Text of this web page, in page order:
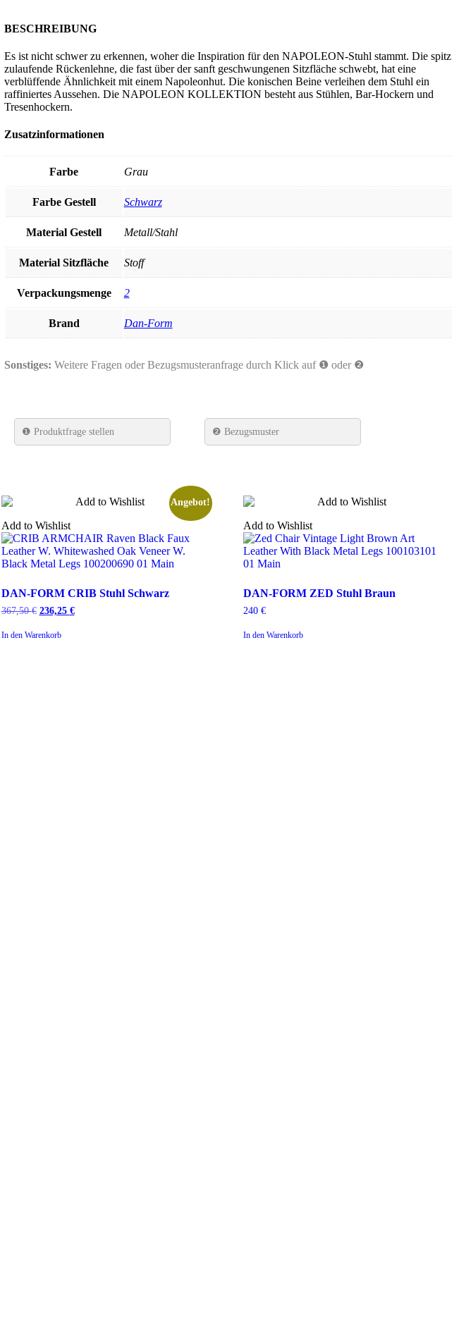
BESCHREIBUNG
Es ist nicht schwer zu erkennen, woher die Inspiration für den NAPOLEON-Stuhl stammt. Die spitz
zulaufende Rückenlehne, die fast über der sanft geschwungenen Sitzfläche schwebt, hat eine
verblüffende Ähnlichkeit mit einem Napoleonhut. Die konischen Beine verleihen dem Stuhl ein
raffiniertes Aussehen. Die NAPOLEON KOLLEKTION besteht aus Stühlen, Bar-Hockern und
Tresenhockern.
Zusatzinformationen
Farbe Grau
Farbe Gestell Schwarz
Material Gestell Metall/Stahl
Material Sitzfläche Stoff
Verpackungsmenge 2
Brand Dan-Form
Sonstiges: Weitere Fragen oder Bezugsmusteranfrage durch Klick auf ❶ oder ❷
❶ Produktfrage stellen ❷ Bezugsmuster
Add to Wishlist
Angebot!
DAN-
FORM
CRIB
Schwarz
DAN-FORM CRIB Stuhl Schwarz
367,50€ Ursprünglicher
war:
236,25 €Aktueller
In den Warenkorb
Add to Wishlist
DAN-
FORM
ZED
Braun
DAN-FORM ZED Stuhl Braun
240 €
In den Warenkorb